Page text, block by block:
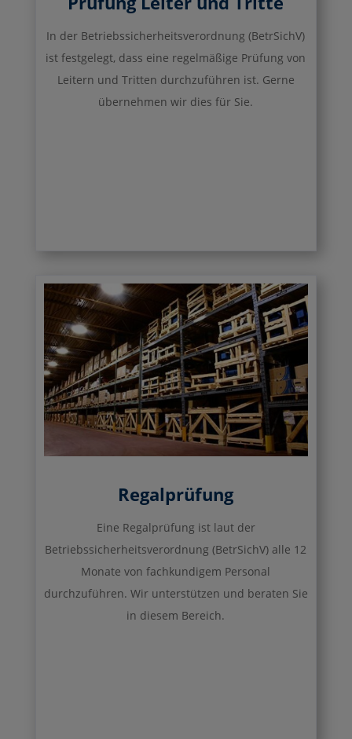
In der Betriebssicherheitsverordnung (BetrSichV)
ist festgelegt, dass eine regelmäßige Prüfung von
Leitern und Tritten durchzuführen ist. Gerne
übernehmen wir dies für Sie.
Regalprüfung
Eine Regalprüfung ist laut der
Betriebssicherheitsverordnung (BetrSichV) alle 12
Monate von fachkundigem Personal
durchzuführen. Wir unterstützen und beraten Sie
in diesem Bereich.